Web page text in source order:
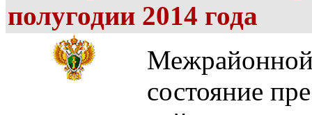
полугодии 2014 года
Межрайонной
состояние